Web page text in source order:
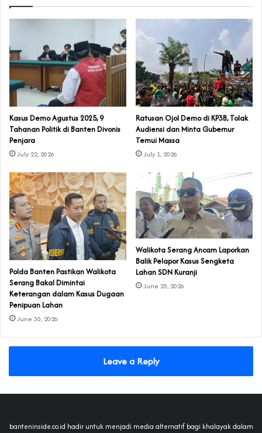
‎Kasus Demo Agustus 2025, 9
Tahanan Politik di Banten Divonis
Penjara
July 22, 2026
‎Ratusan Ojol Demo di KP3B, Tolak
Audiensi dan Minta Gubernur
Temui Massa
July 1, 2026
Polda Banten Pastikan Walikota
Serang Bakal Dimintai
Keterangan dalam Kasus Dugaan
Penipuan Lahan
June 30, 2026
Walikota Serang Ancam Laporkan
Balik Pelapor Kasus Sengketa
Lahan SDN Kuranji‎
June 25, 2026
Leave a Reply
banteninside.co.id hadir untuk menjadi media alternatif bagi khalayak dalam